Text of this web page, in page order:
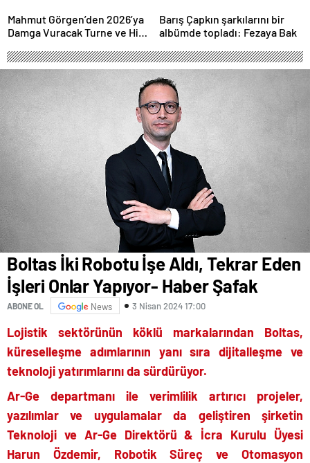
Performansla Hayranlarıyla
Buluşuyor
Mahmut Görgen’den 2026’ya
Damga Vuracak Turne ve Hit
Barış Çapkın şarkılarını bir
albümde topladı: Fezaya Bak
Boltas İki Robotu İşe Aldı, Tekrar Eden
İşleri Onlar Yapıyor- Haber Şafak
ABONE OL News 3 Nisan 2024 17:00
Lojistik sektörünün köklü markalarından Boltas,
küreselleşme adımlarının yanı sıra dijitalleşme ve
teknoloji yatırımlarını da sürdürüyor.
Ar-Ge departmanı ile verimlilik artırıcı projeler,
yazılımlar ve uygulamalar da geliştiren şirketin
Teknoloji ve Ar-Ge Direktörü & İcra Kurulu Üyesi
Harun Özdemir, Robotik Süreç ve Otomasyon